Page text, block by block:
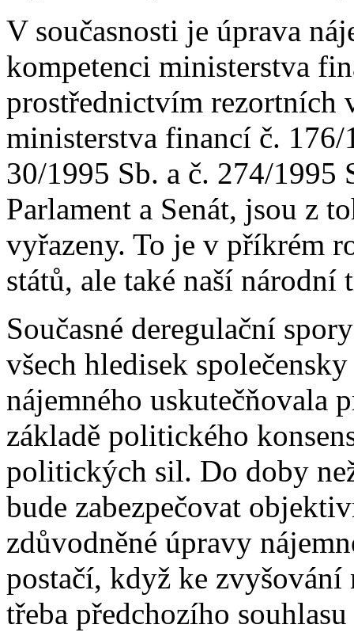
V současnosti je úprava
kompetenci ministerstva
prostřednictvím rezortních
ministerstva financí č.
30/1995 Sb. a č. 274/1995
Parlament a Senát, jsou z
vyřazeny. To je v příkrém
států, ale také naší národní
Současné deregulační
všech hledisek
nájemného uskutečňovala
základě politického
politických sil. Do doby
bude zabezpečovat
zdůvodněné úpravy
postačí, když ke
třeba předchozího